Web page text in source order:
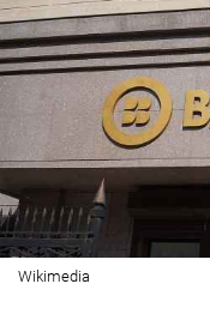
Wikimedia